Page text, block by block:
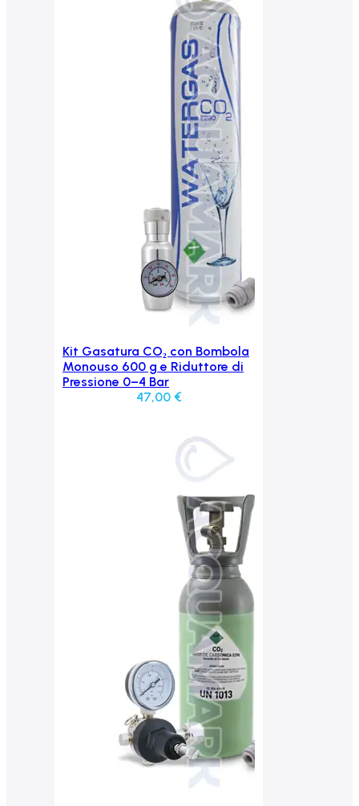
Aggiungi al carrello
Kit Gasatura CO₂ con Bombola
Monouso 600 g e Riduttore di
Pressione 0–4 Bar
47,00 €